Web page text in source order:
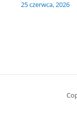
25 czerwca, 2026